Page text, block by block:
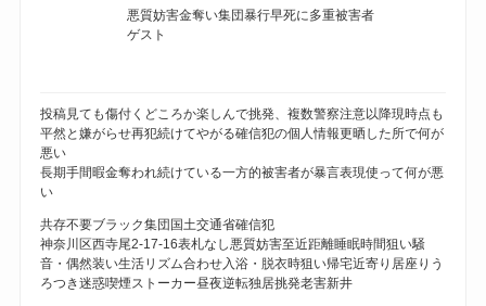
悪質妨害金奪い集団暴行早死に多重被害者
ゲスト
投稿見ても傷付くどころか楽しんで挑発、複数警察注意以降現時点も
平然と嫌がらせ再犯続けてやがる確信犯の個人情報更晒した所で何が
悪い
長期手間暇金奪われ続けている一方的被害者が暴言表現使って何が悪
い
共存不要ブラック集団国土交通省確信犯
神奈川区西寺尾2-17-16表札なし悪質妨害至近距離睡眠時間狙い騒
音・偶然装い生活リズム合わせ入浴・脱衣時狙い帰宅近寄り居座りう
ろつき迷惑喫煙ストーカー昼夜逆転独居挑発老害新井